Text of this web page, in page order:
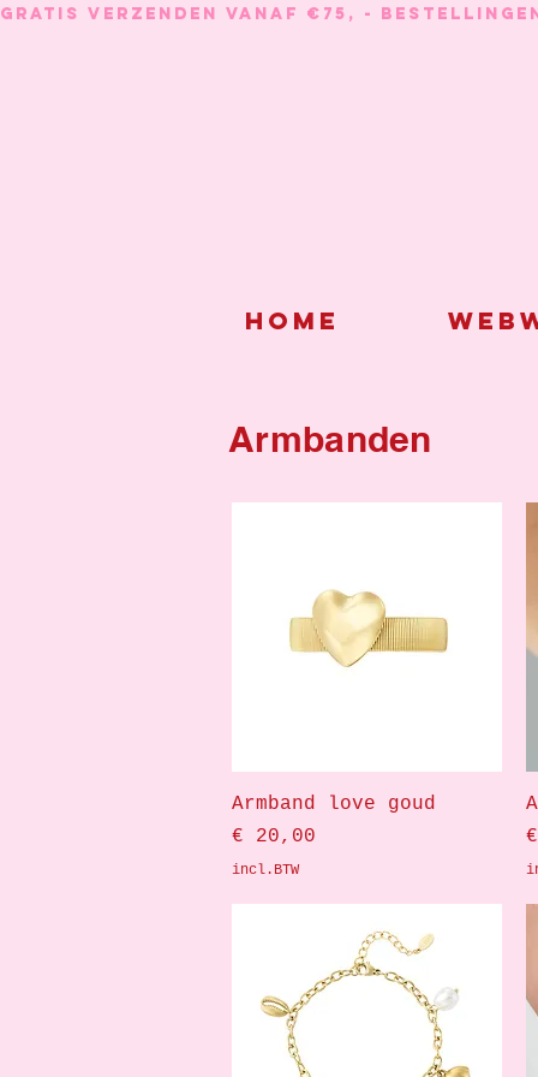
GRATIS VERZENDEN VANAF €75, -
Home
Armbanden
Snel overzicht
Armband love goud
Prijs
€ 20,00
incl.BTW